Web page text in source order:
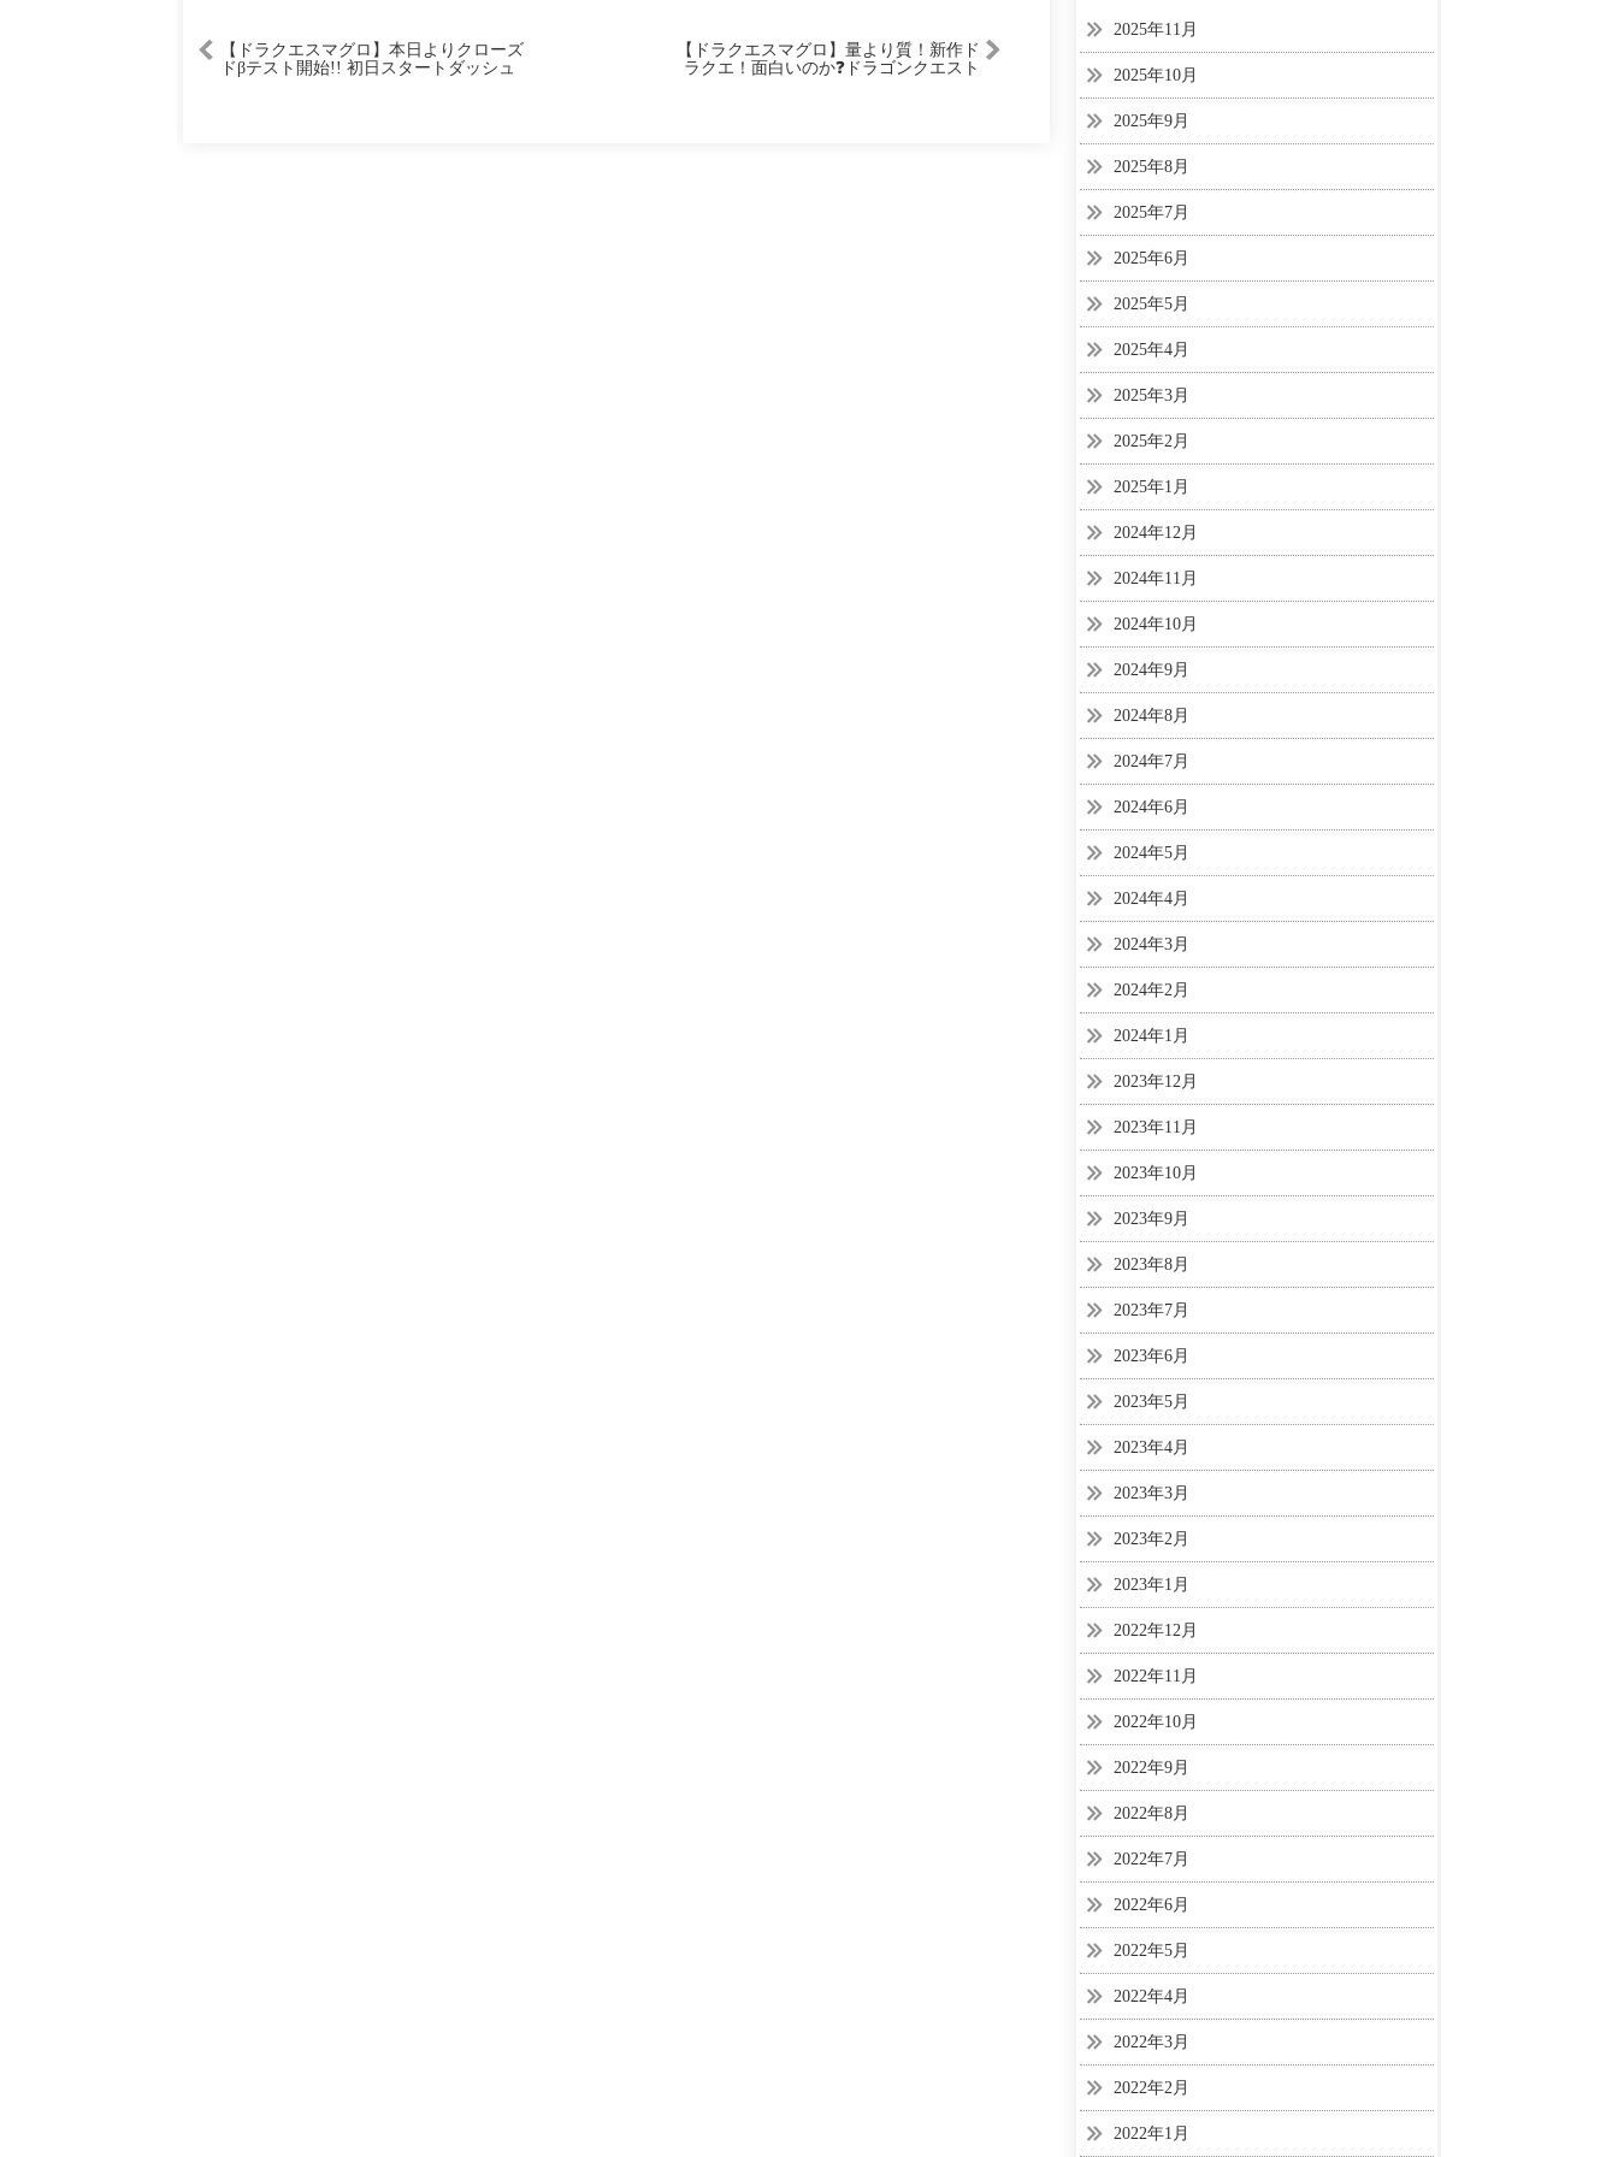
【ドラクエスマグロ】本日よりクローズ
ドβテスト開始!! 初日スタートダッシュ
【ドラクエスマグロ】量より質！新作ド
ラクエ！面白いのか❓ドラゴンクエスト
2025年11月
2025年10月
2025年9月
2025年8月
2025年7月
2025年6月
2025年5月
2025年4月
2025年3月
2025年2月
2025年1月
2024年12月
2024年11月
2024年10月
2024年9月
2024年8月
2024年7月
2024年6月
2024年5月
2024年4月
2024年3月
2024年2月
2024年1月
2023年12月
2023年11月
2023年10月
2023年9月
2023年8月
2023年7月
2023年6月
2023年5月
2023年4月
2023年3月
2023年2月
2023年1月
2022年12月
2022年11月
2022年10月
2022年9月
2022年8月
2022年7月
2022年6月
2022年5月
2022年4月
2022年3月
2022年2月
2022年1月